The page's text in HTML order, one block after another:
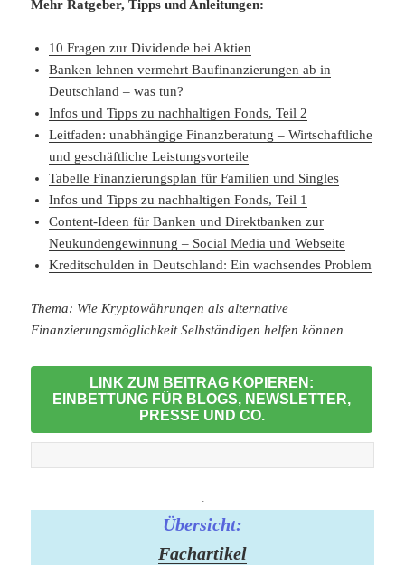
Mehr Ratgeber, Tipps und Anleitungen:
10 Fragen zur Dividende bei Aktien
Banken lehnen vermehrt Baufinanzierungen ab in
Deutschland – was tun?
Infos und Tipps zu nachhaltigen Fonds, Teil 2
Leitfaden: unabhängige Finanzberatung – Wirtschaftliche
und geschäftliche Leistungsvorteile
Tabelle Finanzierungsplan für Familien und Singles
Infos und Tipps zu nachhaltigen Fonds, Teil 1
Content-Ideen für Banken und Direktbanken zur
Neukundengewinnung – Social Media und Webseite
Kreditschulden in Deutschland: Ein wachsendes Problem
Thema: Wie Kryptowährungen als alternative
Finanzierungsmöglichkeit Selbständigen helfen können
LINK ZUM BEITRAG KOPIEREN:
EINBETTUNG FÜR BLOGS, NEWSLETTER,
PRESSE UND CO.
-
Übersicht:
Fachartikel